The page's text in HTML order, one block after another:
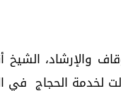
والإرشاد،
لخدمة الحجاج في